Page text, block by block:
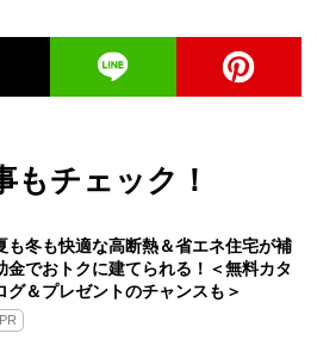
もチェック！
も冬も快適な高断熱＆省エネ住宅が補
金でおトクに建てられる！＜無料カタ
グ＆プレゼントのチャンスも＞
PR